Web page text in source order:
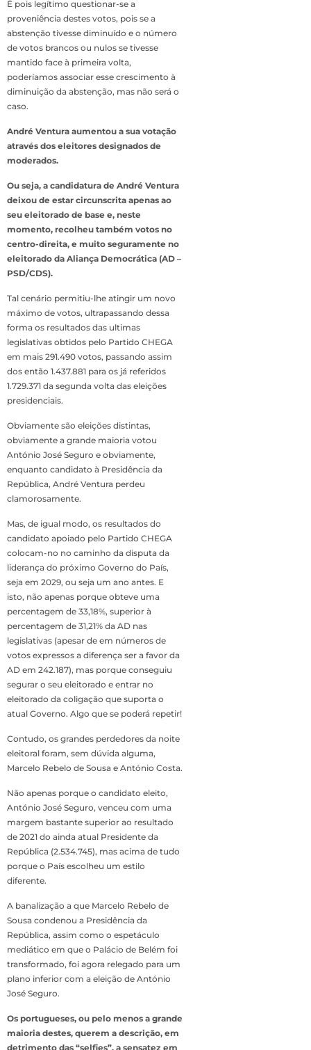
É pois legítimo questionar-se a
proveniência destes votos, pois se a
abstenção tivesse diminuído e o número
de votos brancos ou nulos se tivesse
mantido face à primeira volta,
poderíamos associar esse crescimento à
diminuição da abstenção, mas não será o
caso.
André Ventura aumentou a sua votação
através dos eleitores designados de
moderados.
Ou seja, a candidatura de André Ventura
deixou de estar circunscrita apenas ao
seu eleitorado de base e, neste
momento, recolheu também votos no
centro-direita, e muito seguramente no
eleitorado da Aliança Democrática (AD –
PSD/CDS).
Tal cenário permitiu-lhe atingir um novo
máximo de votos, ultrapassando dessa
forma os resultados das ultimas
legislativas obtidos pelo Partido CHEGA
em mais 291.490 votos, passando assim
dos então 1.437.881 para os já referidos
1.729.371 da segunda volta das eleições
presidenciais.
Obviamente são eleições distintas,
obviamente a grande maioria votou
António José Seguro e obviamente,
enquanto candidato à Presidência da
República, André Ventura perdeu
clamorosamente.
Mas, de igual modo, os resultados do
candidato apoiado pelo Partido CHEGA
colocam-no no caminho da disputa da
liderança do próximo Governo do País,
seja em 2029, ou seja um ano antes. E
isto, não apenas porque obteve uma
percentagem de 33,18%, superior à
percentagem de 31,21% da AD nas
legislativas (apesar de em números de
votos expressos a diferença ser a favor da
AD em 242.187), mas porque conseguiu
segurar o seu eleitorado e entrar no
eleitorado da coligação que suporta o
atual Governo. Algo que se poderá repetir!
Contudo, os grandes perdedores da noite
eleitoral foram, sem dúvida alguma,
Marcelo Rebelo de Sousa e António Costa.
Não apenas porque o candidato eleito,
António José Seguro, venceu com uma
margem bastante superior ao resultado
de 2021 do ainda atual Presidente da
República (2.534.745), mas acima de tudo
porque o País escolheu um estilo
diferente.
A banalização a que Marcelo Rebelo de
Sousa condenou a Presidência da
República, assim como o espetáculo
mediático em que o Palácio de Belém foi
transformado, foi agora relegado para um
plano inferior com a eleição de António
José Seguro.
Os portugueses, ou pelo menos a grande
maioria destes, querem a descrição, em
detrimento das “selfies”, a sensatez em